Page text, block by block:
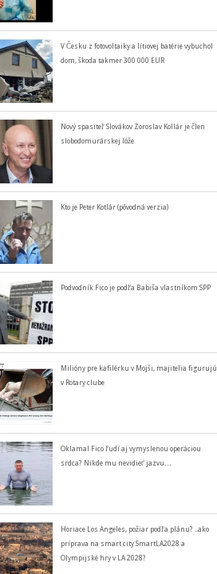
V Česku z fotovoltaiky a lítiovej batérie vybuchol
dom, škoda takmer 300 000 EUR
Nový spasiteľ Slovákov Zoroslav Kollár je člen
slobodomurárskej lóže
Kto je Peter Kotlár (pôvodná verzia)
Podvodník Fico je podľa Babiša vlastníkom SPP
Milióny pre kafilérku v Mojši, majitelia figurujú
v Rotary clube
Oklamal Fico ľudí aj vymyslenou operáciou
srdca? Nikde mu nevidieť jazvu…
Horiace Los Angeles, požiar podľa plánu? ..ako
príprava na smart city SmartLA2028 a
Olympijské hry v LA 2028?